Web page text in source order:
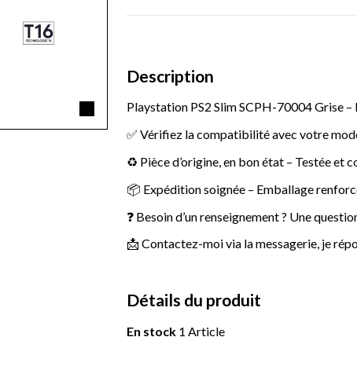
Description
Playstation PS2 Slim SCPH-70004 Grise
✅ Vérifiez la compatibilité avec votre
♻️ Pièce d’origine, en bon état – Testée et
📦 Expédition soignée – Emballage
❓ Besoin d’un renseignement ? Une
📩 Contactez-moi via la messagerie, je
Détails du produit
En stock 1 Article